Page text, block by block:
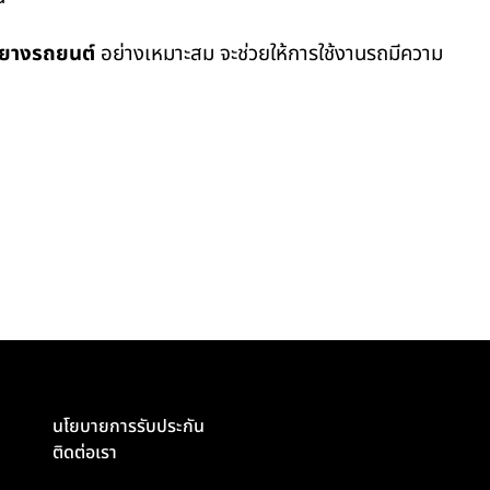
างรถยนต์ อย่างเหมาะสม จะช่วยให้การใช้งานรถมีความ
นโยบายการรับประกัน
ติดต่อเรา